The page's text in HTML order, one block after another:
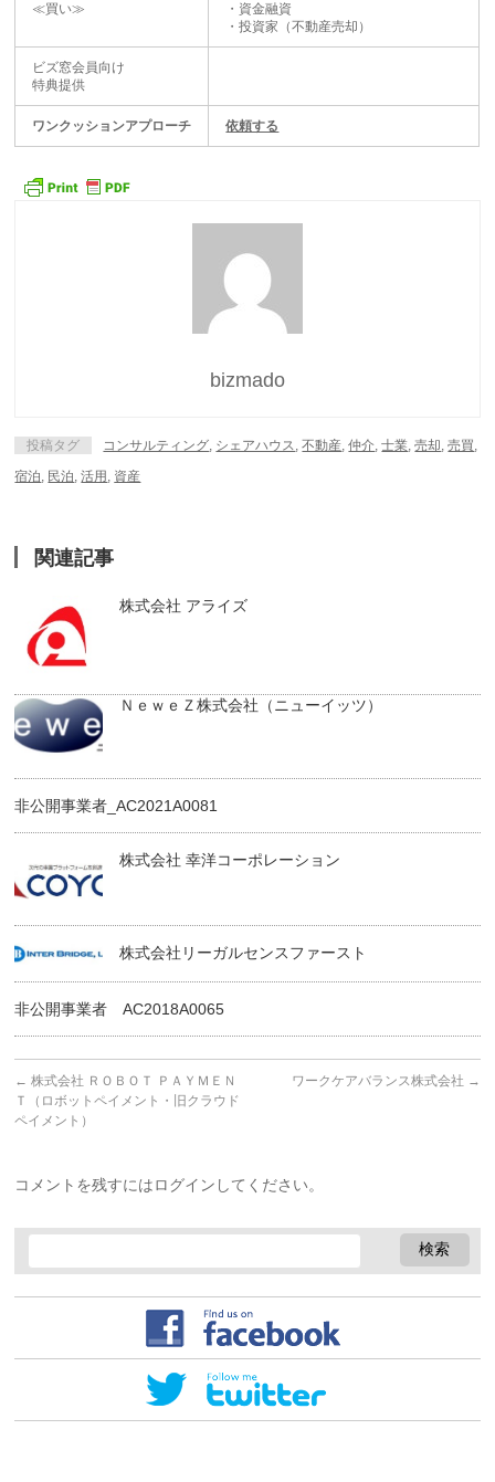
≪買い≫
・資金融資
・投資家（不動産売却）
ビズ窓会員向け
特典提供
ワンクッションアプローチ 依頼する
bizmado
投稿タグ コンサルティング, シェアハウス,不動産,仲介,士業,売却,売買,
宿泊, 民泊,活用 , 資産
関連記事
株式会社 アライズ
ＮｅｗｅＺ株式会社（ニューイッツ）
非公開事業者_AC2021A0081
株式会社 幸洋コーポレーション
株式会社リーガルセンスファースト
非公開事業者 AC2018A0065
← 株式会社 ＲＯＢＯＴ ＰＡＹＭＥＮ
Ｔ（ロボットペイメント・旧クラウド
ペイメント）
ワークケアバランス株式会社 →
コメントを残すにはログインしてください。